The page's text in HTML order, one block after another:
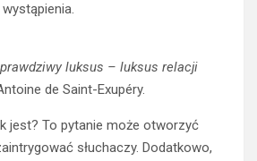
luksus – luksus relacji
de Saint-Exupéry.
jest? To pytanie może otworzyć
słuchaczy. Dodatkowo,